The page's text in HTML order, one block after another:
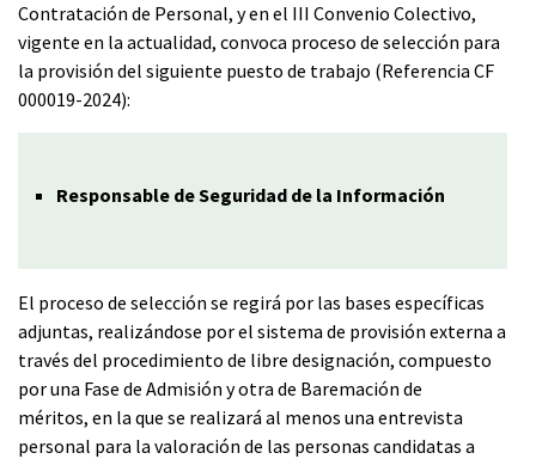
Contratación de Personal, y en el III Convenio Colectivo,
vigente en la actualidad, convoca proceso de selección para
la provisión del siguiente puesto de trabajo (Referencia CF
000019-2024):
Responsable de Seguridad de la Información
El proceso de selección se regirá por las bases específicas
adjuntas, realizándose por el sistema de provisión externa a
través del procedimiento de libre designación, compuesto
por una Fase de Admisión y otra de Baremación de
méritos, en la que se realizará al menos una entrevista
personal para la valoración de las personas candidatas a